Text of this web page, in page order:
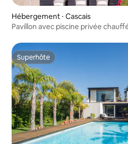
Hébergement ⋅ Cascais
Pavillon avec piscine privée
Superhôte
Superhôte